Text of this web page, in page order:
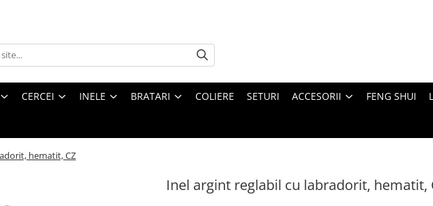
CERCEI INELE BRATARI COLIERE SETURI ACCESORII FENG SHUI
hematit, CZ
Inel argint reglabil cu labradorit, hematit,